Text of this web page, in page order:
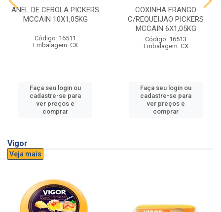
ANEL DE CEBOLA PICKERS
MCCAIN 10X1,05KG
Código: 16511
Embalagem: CX
Faça seu login ou
cadastre-se para
ver preços e
comprar
COXINHA FRANGO
C/REQUEIJAO PICKERS
MCCAIN 6X1,05KG
Código: 16513
Embalagem: CX
Faça seu login ou
cadastre-se para
ver preços e
comprar
Vigor
Veja mais